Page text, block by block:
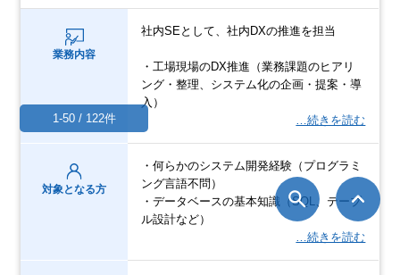
業務内容
社内SEとして、社内DXの推進を担当
・工場現場のDX推進（業務課題のヒアリ
ング・整理、システム化の企画・提案・導
入）
…続きを読む
対象となる方
・何らかのシステム開発経験（プログラミ
ング言語不問）
・データベースの基本知識（SQL、テーブ
ル設計など）
…続きを読む
1-50 / 122件